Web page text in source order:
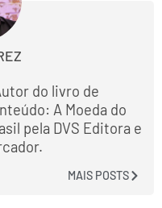
do livro de
A Moeda do
pela DVS Editora e
MAIS POSTS